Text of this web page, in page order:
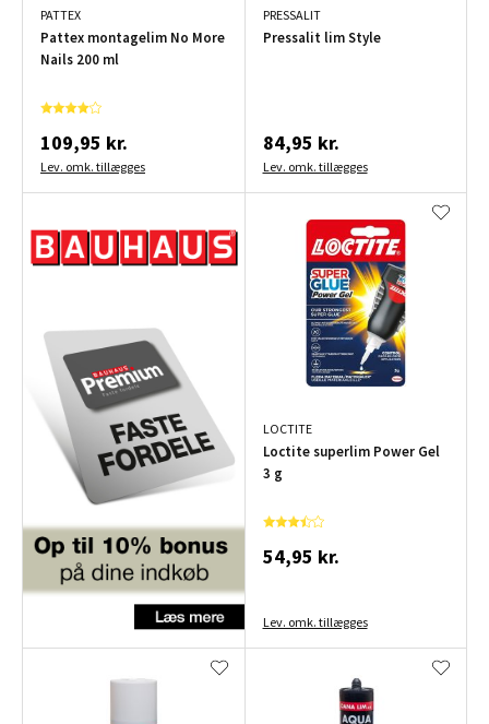
PATTEX
Pattex montagelim No More
Nails 200 ml
109,95 kr.
Lev. omk. tillægges
PRESSALIT
Pressalit lim Style
84,95 kr.
Lev. omk. tillægges
LOCTITE
Loctite superlim Power Gel
3 g
54,95 kr.
Lev. omk. tillægges